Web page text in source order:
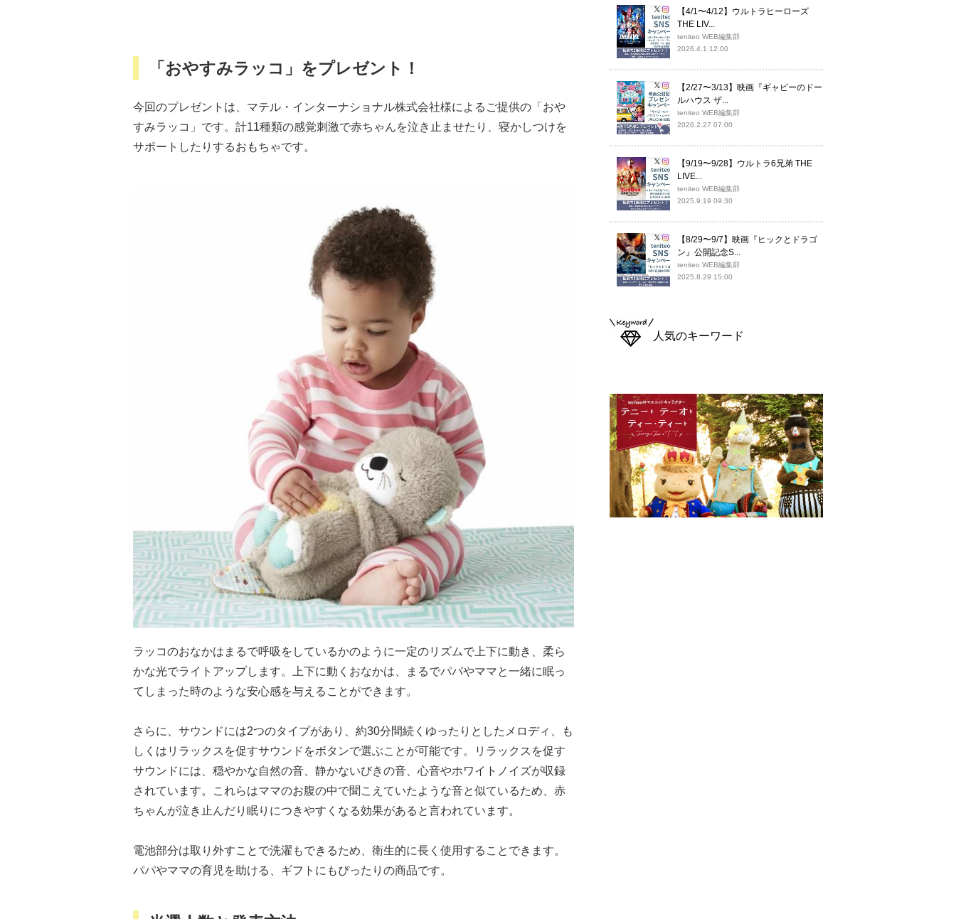
「おやすみラッコ」をプレゼント！
今回のプレゼントは、マテル・インターナショナル株式会社様によるご提供の「おや
すみラッコ」です。計11種類の感覚刺激で赤ちゃんを泣き止ませたり、寝かしつけを
サポートしたりするおもちゃです。
ラッコのおなかはまるで呼吸をしているかのように一定のリズムで上下に動き、柔ら
かな光でライトアップします。上下に動くおなかは、まるでパパやママと一緒に眠っ
てしまった時のような安心感を与えることができます。
さらに、サウンドには2つのタイプがあり、約30分間続くゆったりとしたメロディ、も
しくはリラックスを促すサウンドをボタンで選ぶことが可能です。リラックスを促す
サウンドには、穏やかな自然の音、静かないびきの音、心音やホワイトノイズが収録
されています。これらはママのお腹の中で聞こえていたような音と似ているため、赤
ちゃんが泣き止んだり眠りにつきやすくなる効果があると言われています。
電池部分は取り外すことで洗濯もできるため、衛生的に長く使用することできます。
パパやママの育児を助ける、ギフトにもぴったりの商品です。
【4/1〜4/12】ウルトラヒーローズ
THE LIV...
teniteo WEB編集部
2026.4.1 12:00
【2/27〜3/13】映画『ギャビーのドー
ルハウス ザ...
teniteo WEB編集部
2026.2.27 07:00
【9/19〜9/28】ウルトラ6兄弟 THE
LIVE...
teniteo WEB編集部
2025.9.19 09:30
【8/29〜9/7】映画『ヒックとドラゴ
ン』公開記念S...
teniteo WEB編集部
2025.8.29 15:00
人気のキーワード